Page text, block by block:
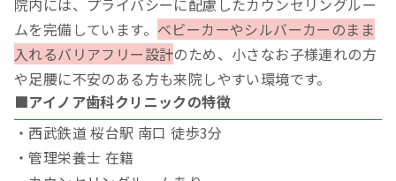
院内には、プライバシーに配慮したカウンセリングルー
ムを完備しています。 ベビーカーやシルバーカーのまま
入れるバリアフリー設計のため、小さなお子様連れの方
や足腰に不安のある方も来院しやすい環境です。
■アイノア歯科クリニックの特徴
・西武鉄道 桜台駅 南口 徒歩3分
・管理栄養士 在籍